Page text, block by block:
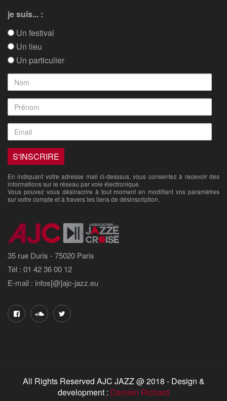
je suis... :
Un festival
Un lieu
Un particulier
En indiquant votre adresse mail ci-desssus, vous consentez à recevoir des
informations sur le réseau par voie électronique.
Vous pouvez vous désinscrire à tout moment en modifiant vos paramètres
sur votre compte et à travers les liens de désinscription.
35 rue Duris - 75020 Paris
Tél : 01 42 36 00 12
E-mail : infos[@]ajc-jazz.eu
All Rights Reserved AJC JAZZ @ 2018 - Design &
development : Damien Richard